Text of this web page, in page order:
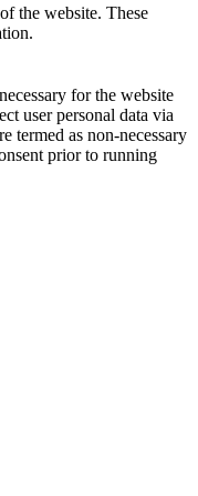
the website. These
for the website
user personal data via
termed as non-necessary
prior to running